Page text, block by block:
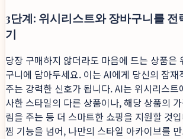
3단계: 위시리스트와 장바구니를
기
당장 구매하지 않더라도 마음에 드는 상품은
구니에 담아두세요. 이는 AI에게 당신의 잠재
주는 강력한 신호가 됩니다. AI는 위시리스트
사한 스타일의 다른 상품이나, 해당 상품의
림을 주는 등 더 스마트한 쇼핑을 지원할 것
찜 기능을 넘어, 나만의 스타일 아카이브를